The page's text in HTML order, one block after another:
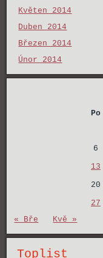
Květen 2014
Duben 2014
Březen 2014
Únor 2014
Po
6
13
20
27
« Bře
Kvě »
Toplist